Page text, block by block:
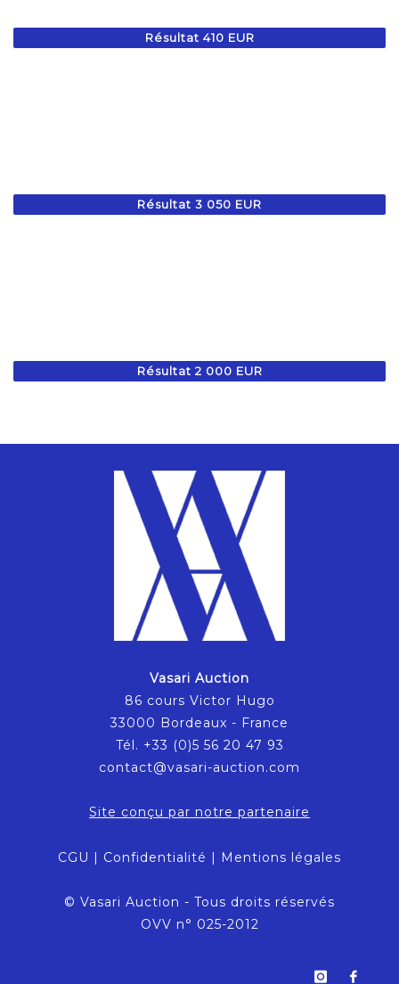
Résultat 410 EUR
Résultat 3 050 EUR
Résultat 2 000 EUR
Vasari Auction
86 cours Victor Hugo
33000 Bordeaux - France
Tél. +33 (0)5 56 20 47 93
contact@vasari-auction.com
Site conçu par notre partenaire
CGU | Confidentialité | Mentions légales
© Vasari Auction - Tous droits réservés
OVV n° 025-2012